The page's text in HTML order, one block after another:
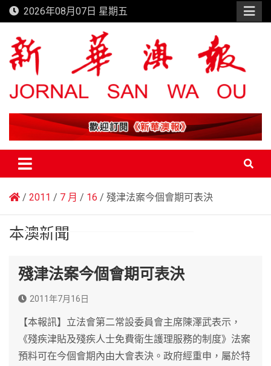
Skip
to
content
2026年08月07日 星期五
新華澳報
2011 7 月 16 殘津法案今個會期可表決
本澳新聞
殘津法案今個會期可表決
2011年7月16日
【本報訊】立法會第二常設委員會主席陳澤武表示，
《殘疾津貼及殘疾人士免費衛生護理服務的制度》法案
預料可在今個會期內由大會表決。政府經重申，屬於特